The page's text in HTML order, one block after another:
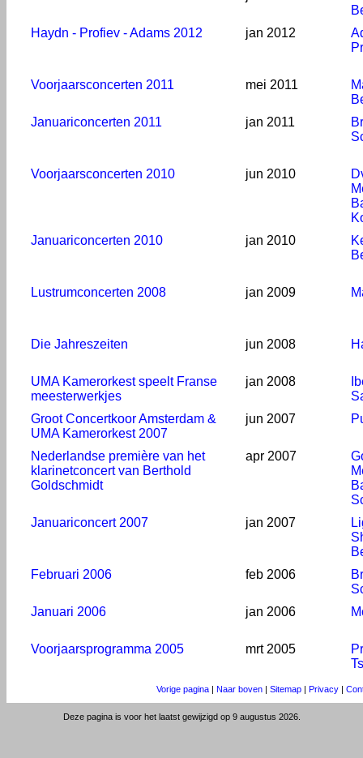
Haydn - Profiev - Adams 2012
jan 2012
Voorjaarsconcerten 2011 mei 2011
Januariconcerten 2011
jan 2011
Voorjaarsconcerten 2010 jun 2010
Januariconcerten 2010
jan 2010
Lustrumconcerten 2008 jan 2009
Die Jahreszeiten jun 2008
UMA Kamerorkest speelt Franse
meesterwerkjes
jan 2008
Groot Concertkoor Amsterdam &
UMA Kamerorkest 2007
jun 2007
Nederlandse première van het
klarinetconcert van Berthold
Goldschmidt
apr 2007
Januariconcert 2007
jan 2007
Februari 2006
feb 2006
Januari 2006
jan 2006
Voorjaarsprogramma 2005 mrt 2005
Vorige pagina| Naar boven| Sitemap| Privacy|
Deze pagina is voor het laatst gewijzigd op 9 augustus 2026.